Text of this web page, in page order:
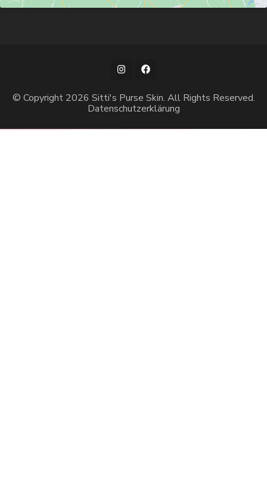
© Copyright 2026 Sitti's Purse Skin. All Rights Reserved.
Datenschutzerklärung